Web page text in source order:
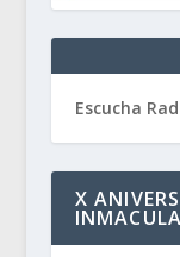
Escucha
X